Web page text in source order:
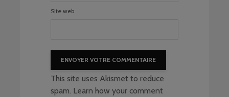
Site web
This site uses Akismet to reduce
spam. Learn how your comment